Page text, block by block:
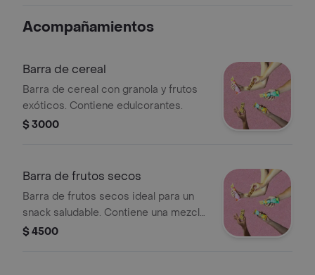
Acompañamientos
Barra de cereal
Barra de cereal con granola y frutos
exóticos. Contiene edulcorantes.
$ 3000
Barra de frutos secos
Barra de frutos secos ideal para un
snack saludable. Contiene una mezcla
de nueces y semillas.
$ 4500